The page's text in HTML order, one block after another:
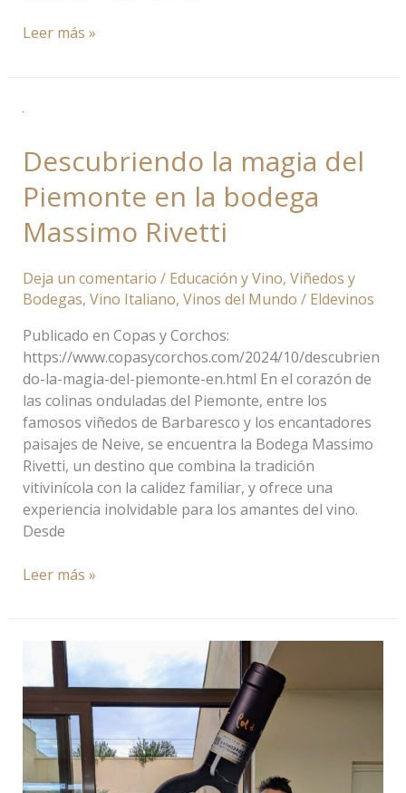
Leer más »
Descubriendo la magia del
Piemonte en la bodega
Massimo Rivetti
Deja un comentario / Educación y Vino, Viñedos y
Bodegas, Vino Italiano, Vinos del Mundo / Eldevinos
Publicado en Copas y Corchos:
https://www.copasycorchos.com/2024/10/descubrien
do-la-magia-del-piemonte-en.html En el corazón de
las colinas onduladas del Piemonte, entre los
famosos viñedos de Barbaresco y los encantadores
paisajes de Neive, se encuentra la Bodega Massimo
Rivetti, un destino que combina la tradición
vitivinícola con la calidez familiar, y ofrece una
experiencia inolvidable para los amantes del vino.
Desde
Descubriendo
magia
del
Piemonte
en
la
Massimo
Rivetti
Leer más »
Lamo:
Una
Joya
de
Montalcino